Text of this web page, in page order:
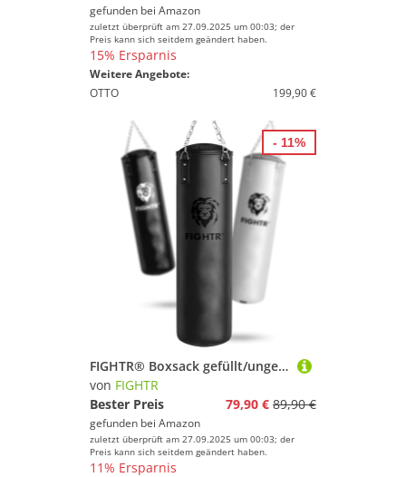
gefunden bei Amazon
zuletzt überprüft am 27.09.2025 um 00:03; der
Preis kann sich seitdem geändert haben.
15% Ersparnis
Weitere Angebote:
OTTO
199,90 €
FIGHTR® Boxsack gefüllt/ungefüllt - extrem robust & langlebig | Boxsack Set inkl. 4-Punkt-Stahlkette für Boxen, Kickboxen, MMA, Muay Thai und weitere Kampfsportarten
von FIGHTR
Bester Preis
79,90 € 89,90 €
gefunden bei Amazon
zuletzt überprüft am 27.09.2025 um 00:03; der
Preis kann sich seitdem geändert haben.
11% Ersparnis
- 11%